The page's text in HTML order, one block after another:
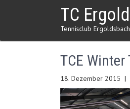
TC
Tennisclub
TCE
18. Dezember 2015 |